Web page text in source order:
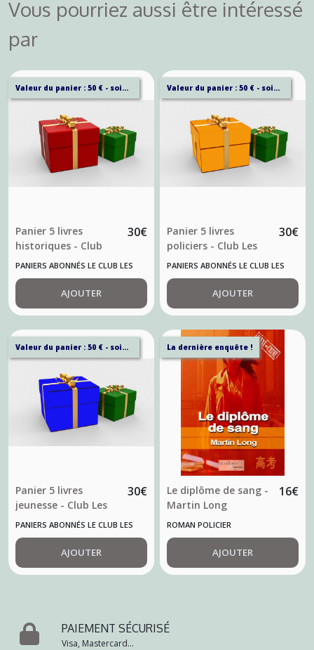
Vous pourriez aussi être intéressé
par
Valeur du panier : 50 € - soit 40% de remise sur ce panier.
Panier 5 livres
historiques - Club
Les Contentinois
30€
PANIERS ABONNÉS LE CLUB LES
COTENTINOIS
AJOUTER
Valeur du panier : 50 € - soit 40% de remise sur ce panier.
Panier 5 livres
policiers - Club Les
Contentinois
30€
PANIERS ABONNÉS LE CLUB LES
COTENTINOIS
AJOUTER
Valeur du panier : 50 € - soit 44,95% de remise sur ce panier.
Panier 5 livres
jeunesse - Club Les
Contentinois
30€
PANIERS ABONNÉS LE CLUB LES
COTENTINOIS
AJOUTER
La dernière enquête !
Le diplôme de sang -
Martin Long
16€
ROMAN POLICIER
AJOUTER
PAIEMENT SÉCURISÉ
Visa, Mastercard...